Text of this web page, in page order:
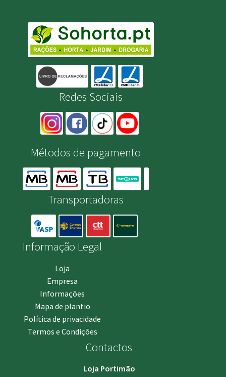
Redes Sociais
Métodos de pagamento
Transportadoras
Informação Legal
Loja
Empresa
Informações
Mapa de plantio
Política de privacidade
Termos e Condições
Contactos
Loja Portimão